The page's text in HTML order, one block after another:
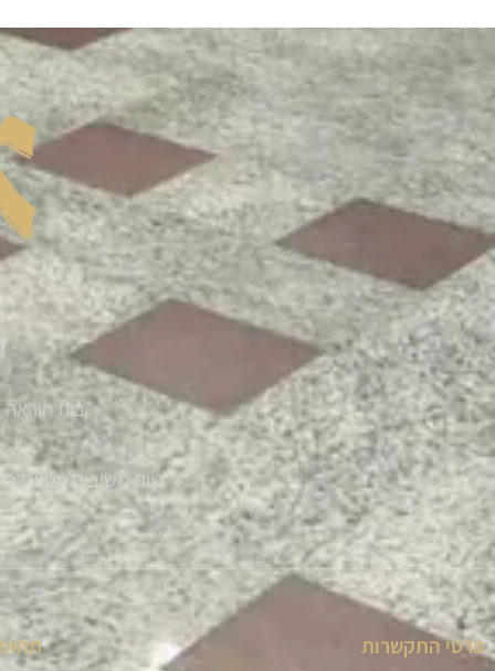
בית
כיום משיבים מטעם בית ההוראה למעלה מ
פרטי התקשרות